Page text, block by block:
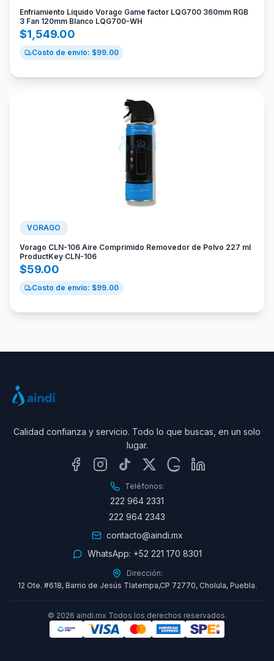
Enfriamiento Líquido Vorago Game factor LQG700 360mm RGB
3 Fan 120mm Blanco LQG700-WH
$1,549.00
Costo de envío: $99.00
VORAGO
Vorago CLN-106 Aire Comprimido Removedor de Polvo 227 ml
ProductKey CLN-106
$59.00
Costo de envío: $99.00
Calidad confianza y servicio. Todo lo que buscas, en un solo
lugar.
Teléfonos:
222 964 2331
222 964 2343
contacto@aindi.mx
WhatsApp: +52 221 170 8301
Dirección:
12 Ote. #618, Barrio de Jesús Tlatempa,CP 72770, Cholula, Puebla.
© 2026 aindi.mx Todos los derechos reservados.